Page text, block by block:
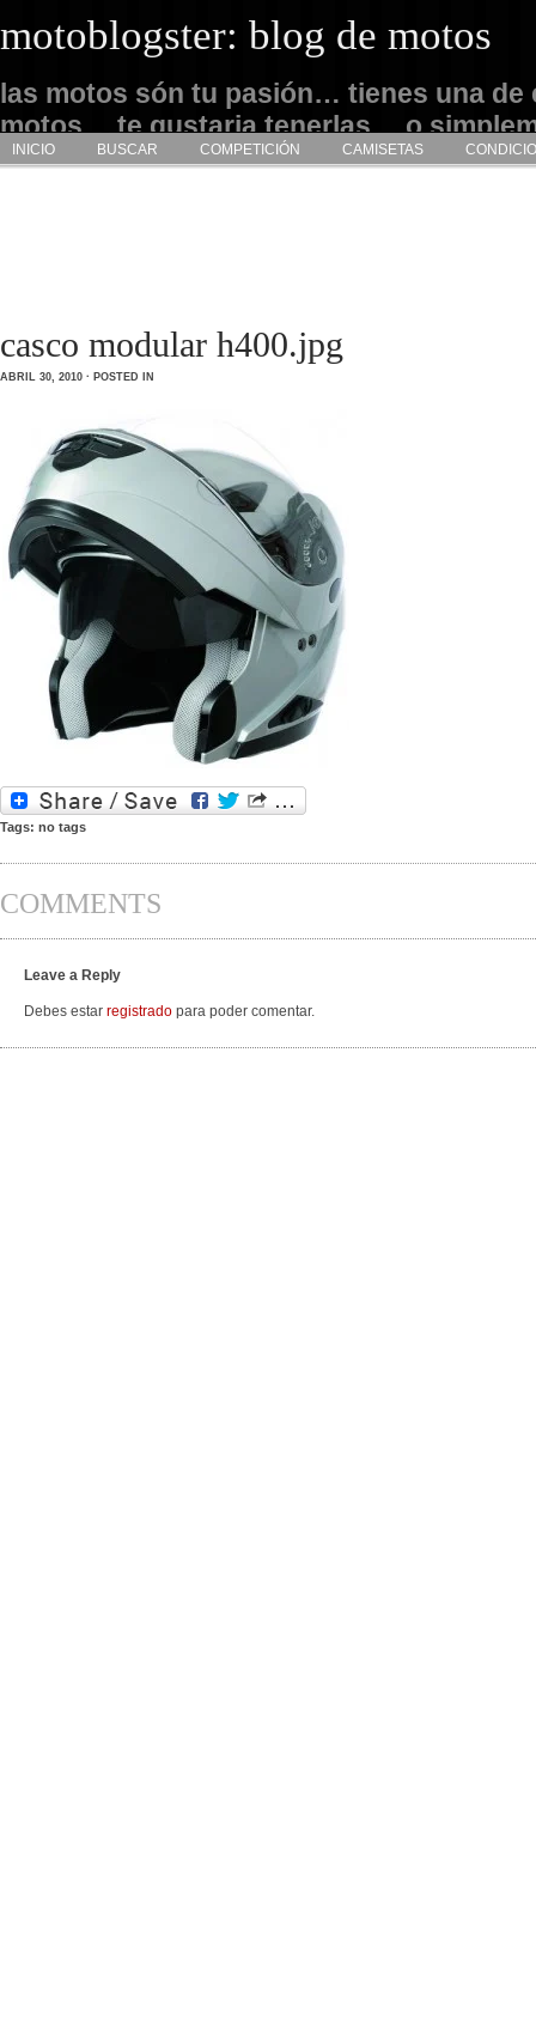
motoblogster: blog de motos
las motos són tu pasión… tienes una de
motos… te gustaria tenerlas… o
admirarlas… este es tu sitio
INICIO BUSCAR COMPETICIÓN CAMISETAS
casco modular h400.jpg
ABRIL 30, 2010 · POSTED IN
Tags: no tags
COMMENTS
Leave a Reply
Debes estar registrado para poder comentar.